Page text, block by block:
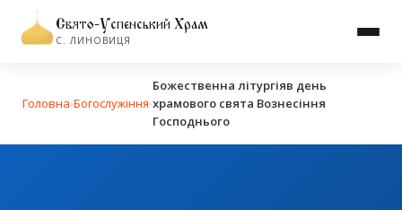
Свято-Успенський Храм
С. ЛИНОВИЦЯ
Головна›Богослужіння›
Божественна літургіяв день
храмового свята Вознесіння
Господнього